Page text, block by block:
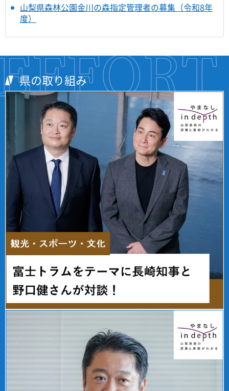
山梨県森林公園金川の森指定管理者の募集（令和8年
度）
県の取り組み